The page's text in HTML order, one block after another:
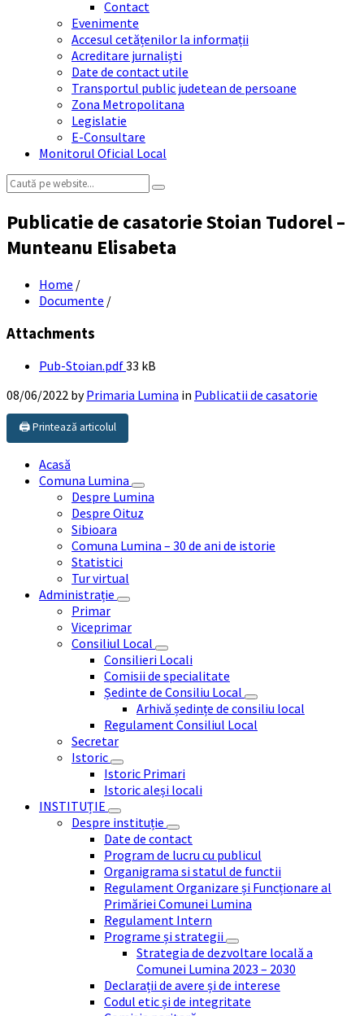
Contact
Evenimente
Accesul cetățenilor la informații
Acreditare jurnaliști
Date de contact utile
Transportul public judetean de persoane
Zona Metropolitana
Legislatie
E-Consultare
Monitorul Oficial Local
Search:
Publicatie de casatorie Stoian Tudorel –
Munteanu Elisabeta
Home /
Documente /
Attachments
Pub-Stoian.pdfFile
33 kB
08/06/2022 byPrimaria Lumina in Publicatii de casatorie
🖨️ Printează articolul
Acasă
Comuna Lumina
Despre Lumina
Despre Oituz
Sibioara
Comuna Lumina – 30 de ani de istorie
Statistici
Tur virtual
Administrație
Primar
Viceprimar
Consiliul Local
Consilieri Locali
Comisii de specialitate
Ședinte de Consiliu Local
Arhivă ședințe de consiliu local
Regulament Consiliul Local
Secretar
Istoric
Istoric Primari
Istoric aleși locali
INSTITUȚIE
Despre instituție
Date de contact
Program de lucru cu publicul
Organigrama si statul de functii
Regulament Organizare și Funcționare al
Primăriei Comunei Lumina
Regulament Intern
Programe și strategii
Strategia de dezvoltare locală a
Comunei Lumina 2023 – 2030
Declarații de avere și de interese
Codul etic și de integritate